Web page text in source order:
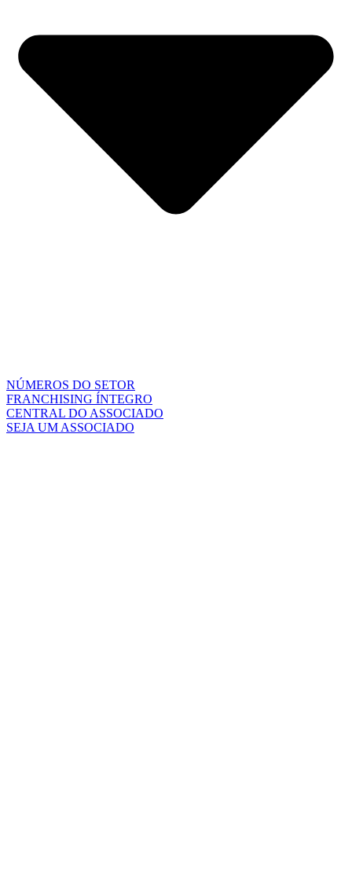
NÚMEROS DO SETOR
FRANCHISING ÍNTEGRO
CENTRAL DO ASSOCIADO
SEJA UM ASSOCIADO